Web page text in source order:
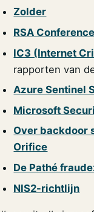
Zolder
RSA
IC3 (Internet
rapporten van
Azure Sentinel
Microsoft
Over backdoor
Orifice
De Pathé
NIS2-richtlijn